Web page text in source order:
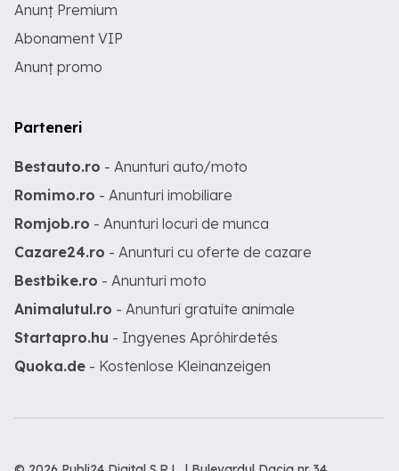
Anunț Premium
Abonament VIP
Anunț promo
Parteneri
Bestauto.ro - Anunturi auto/moto
Romimo.ro - Anunturi imobiliare
Romjob.ro - Anunturi locuri de munca
Cazare24.ro - Anunturi cu oferte de cazare
Bestbike.ro - Anunturi moto
Animalutul.ro - Anunturi gratuite animale
Startapro.hu - Ingyenes Apróhirdetés
Quoka.de - Kostenlose Kleinanzeigen